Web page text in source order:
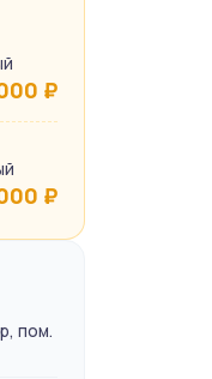
₽
₽
пом.